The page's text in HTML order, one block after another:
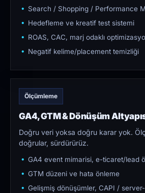
Search / Shopping / Performance
Hedefleme ve kreatif test sistemi
ROAS, CAC, marj odaklı
Negatif kelime/placement temizliği
Ölçümleme
GA4, GTM & Dönüşüm
Doğru veri yoksa doğru karar yok.
doğrular, sürdürürüz.
GA4 event mimarisi, e-ticaret/lead
GTM düzeni ve hata önleme
Gelişmiş dönüşümler, CAPI /